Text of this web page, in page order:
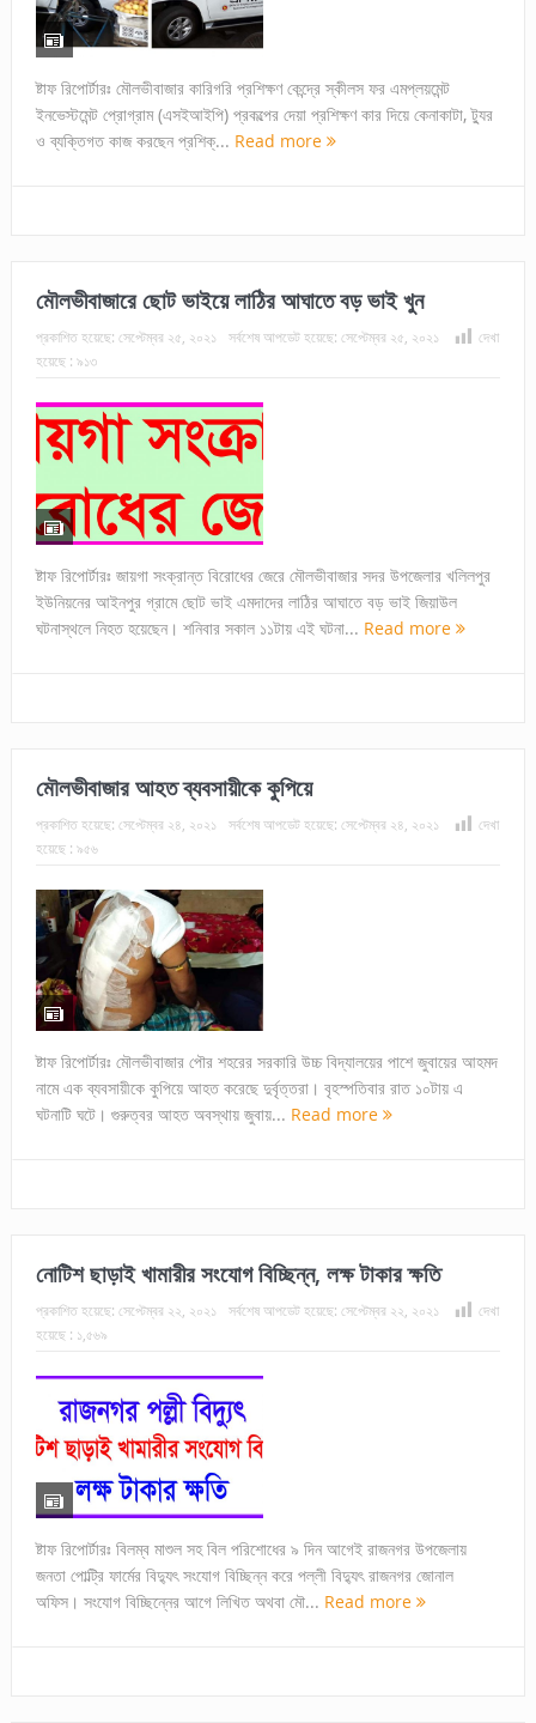
ষ্টাফ ‍রিপোর্টারঃ মৌলভীবাজার কারিগরি প্রশিক্ষণ কেন্দ্রে স্কীলস ফর এমপ্লয়মেন্ট
ইনভেস্টমেন্ট প্রোগ্রাম (এসইআইপি) প্রকল্পের দেয়া প্রশিক্ষণ কার দিয়ে কেনাকাটা, ট্যুর
ও ব্যক্তিগত কাজ করছেন প্রশিক্... Read more
মৌলভীবাজারে ছোট ভাইয়ে লাঠির আঘাতে বড় ভাই খুন
প্রকাশিত হয়েছে: সেপ্টেম্বর ২৫, ২০২১ সর্বশেষ আপডেট হয়েছে: সেপ্টেম্বর ২৫, ২০২১
দেখা
হয়েছে : ৯১৩
ষ্টাফ রিপোর্টারঃ জায়গা সংক্রান্ত বিরোধের জেরে মৌলভীবাজার সদর উপজেলার খলিলপুর
ইউনিয়নের আইনপুর গ্রামে ছোট ভাই এমদাদের লাঠির আঘাতে বড় ভাই জিয়াউল
ঘটনাস্থলে নিহত হয়েছেন। শনিবার সকাল ১১টায় এই ঘটনা... Read more
মৌলভীবাজার আহত ব্যবসায়ীকে কুপিয়ে
প্রকাশিত হয়েছে: সেপ্টেম্বর ২৪, ২০২১ সর্বশেষ আপডেট হয়েছে: সেপ্টেম্বর ২৪, ২০২১
দেখা
হয়েছে : ৯৫৬
ষ্টাফ রিপোর্টারঃ মৌলভীবাজার পৌর শহরের সরকারি উচ্চ বিদ্যালয়ের পাশে জুবায়ের আহমদ
নামে এক ব্যবসায়ীকে কুপিয়ে আহত করেছে দুর্বৃত্তরা। বৃহস্পতিবার রাত ১০টায় এ
ঘটনাটি ঘটে। গুরুত্বর আহত অবস্থায় জুবায়... Read more
নোটিশ ছাড়াই খামারীর সংযোগ বিচ্ছিন্ন, লক্ষ টাকার ক্ষতি
প্রকাশিত হয়েছে: সেপ্টেম্বর ২২, ২০২১ সর্বশেষ আপডেট হয়েছে: সেপ্টেম্বর ২২, ২০২১
দেখা
হয়েছে : ১,৫৬৯
ষ্টাফ রিপোর্টারঃ বিলম্ব মাশুল সহ বিল পরিশোধের ৯ দিন আগেই রাজনগর উপজেলায়
জনতা পোল্ট্রি ফার্মের বিদ্যুৎ সংযোগ বিচ্ছিন্ন করে পল্লী বিদ্যুৎ রাজনগর জোনাল
অফিস। সংযোগ বিচ্ছিন্নের আগে লিখিত অথবা মৌ... Read more